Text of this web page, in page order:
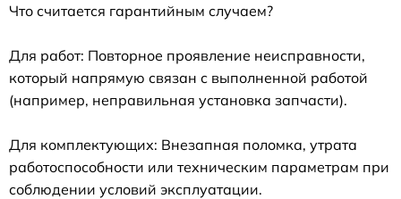
Что считается гарантийным случаем?
Для работ: Повторное проявление неисправности,
который напрямую связан с выполненной работой
(например, неправильная установка запчасти).
Для комплектующих: Внезапная поломка, утрата
работоспособности или техническим параметрам при
соблюдении условий эксплуатации.